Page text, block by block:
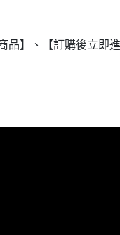
】、【訂購後立即